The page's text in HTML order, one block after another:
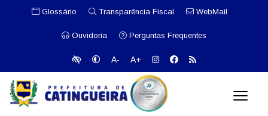
Glossário Transparência Fiscal WebMail
Ouvidoria Perguntas Frequentes
A- A+